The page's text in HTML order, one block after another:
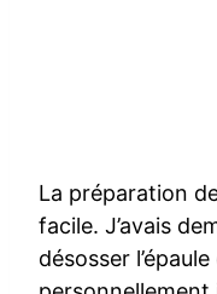
La préparation
facile. J’avais
désosser